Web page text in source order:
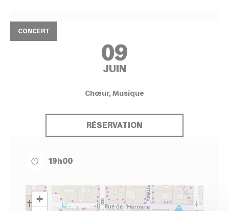
CONCERT
09
JUIN
Chœur, Musique
RÉSERVATION
19h00
+